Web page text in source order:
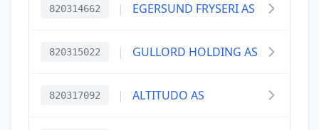
820314662 | EGERSUND FRYSERI AS
820315022 | GULLORD HOLDING AS
820317092 | ALTITUDO AS